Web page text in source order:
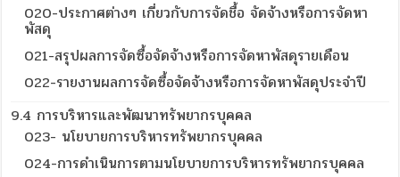
020-ประกาศต่างๆ เกี่ยวกับการจัดชื้อ จัดจ้างหรือการจัดหา
พัสดุ
021-สรุปผลการจัดซื้อจัดจ้างหรือการจัดหาพัสดุรายเดือน
022-รายงานผลการจัดซื้อจัดจ้างหรือการจัดหาพัสดุประจำปี
9.4 การบริหารและพัฒนาทรัพยากรบุคคล
023- นโยบายการบริหารทรัพยากรบุคคล
024-การดำเนินการตามนโยบายการบริหารทรัพยากรบุคคล